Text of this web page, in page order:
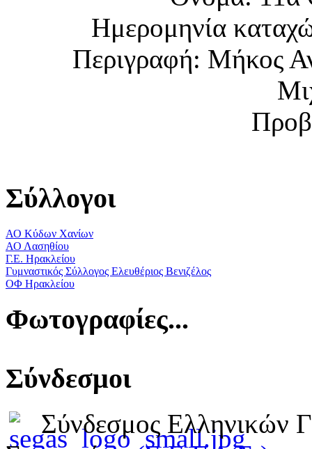
Ημερομηνία
Περιγραφή: Μήκος
Σύλλογοι
ΑΟ Κύδων Χανίων
ΑΟ Λασηθίου
Γ.Ε. Ηρακλείου
Γυμναστικός Σύλλογος Ελευθέριος Βενιζέλος
ΟΦ Ηρακλείου
Φωτογραφίες...
Σύνδεσμοι
Σύνδεσμος Ελληνικών